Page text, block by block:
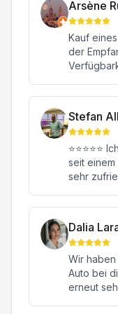
Arsène
Kauf
der
Stefan
⭐⭐⭐⭐⭐ Ich fahre meinen MG ZS Hybrid nun
seit
sehr
Ende eine
mich
Dalia
Wir
Auto bei
erneut